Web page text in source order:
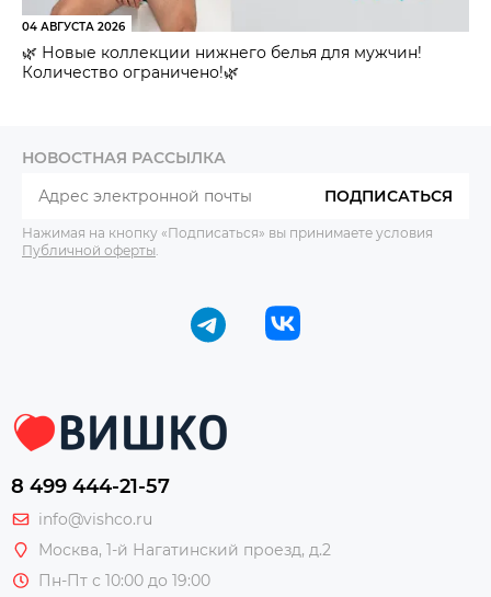
04 АВГУСТА 2026
🌿 Новые коллекции нижнего белья для мужчин!
Количество ограничено!🌿
НОВОСТНАЯ РАССЫЛКА
ПОДПИСАТЬСЯ
Нажимая на кнопку «Подписаться» вы принимаете условия
Публичной оферты
8 499 444-21-57
info@vishco.ru
Москва, 1-й Нагатинский проезд, д.2
Пн-Пт с 10:00 до 19:00